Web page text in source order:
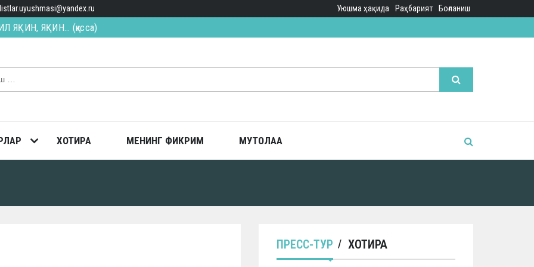
Уюшма ҳақида Раҳбарият Боғланиш
ЯҚИН, ЯҚИН… (қисса)
долзарб вазифа
ХОТИРА МЕНИНГ ФИКРИМ МУТОЛАА
ПРЕСС-ТУР ХОТИРА